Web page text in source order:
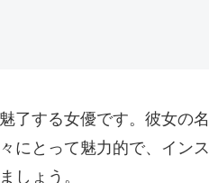
了する女優です。彼女の
にとって魅力的で、イン
しょう。